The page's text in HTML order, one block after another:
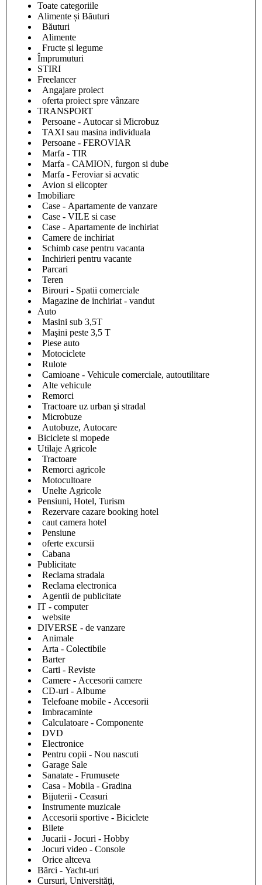
Toate categoriile
Alimente și Băuturi
Băuturi
Alimente
Fructe și legume
Împrumuturi
STIRI
Freelancer
Angajare proiect
oferta proiect spre vânzare
TRANSPORT
Persoane - Autocar si Microbuz
TAXI sau masina individuala
Persoane - FEROVIAR
Marfa - TIR
Marfa - CAMION, furgon si dube
Marfa - Feroviar si acvatic
Avion si elicopter
Imobiliare
Case - Apartamente de vanzare
Case - VILE si case
Case - Apartamente de inchiriat
Camere de inchiriat
Schimb case pentru vacanta
Inchirieri pentru vacante
Parcari
Teren
Birouri - Spatii comerciale
Magazine de inchiriat - vandut
Auto
Masini sub 3,5T
Maşini peste 3,5 T
Piese auto
Motociclete
Rulote
Camioane - Vehicule comerciale, autoutilitare
Alte vehicule
Remorci
Tractoare uz urban şi stradal
Microbuze
Autobuze, Autocare
Biciclete si mopede
Utilaje Agricole
Tractoare
Remorci agricole
Motocultoare
Unelte Agricole
Pensiuni, Hotel, Turism
Rezervare cazare booking hotel
caut camera hotel
Pensiune
oferte excursii
Cabana
Publicitate
Reclama stradala
Reclama electronica
Agentii de publicitate
IT - computer
website
DIVERSE - de vanzare
Animale
Arta - Colectibile
Barter
Carti - Reviste
Camere - Accesorii camere
CD-uri - Albume
Telefoane mobile - Accesorii
Imbracaminte
Calculatoare - Componente
DVD
Electronice
Pentru copii - Nou nascuti
Garage Sale
Sanatate - Frumusete
Casa - Mobila - Gradina
Bijuterii - Ceasuri
Instrumente muzicale
Accesorii sportive - Biciclete
Bilete
Jucarii - Jocuri - Hobby
Jocuri video - Console
Orice altceva
Bărci - Yacht-uri
Cursuri, Universităţi,